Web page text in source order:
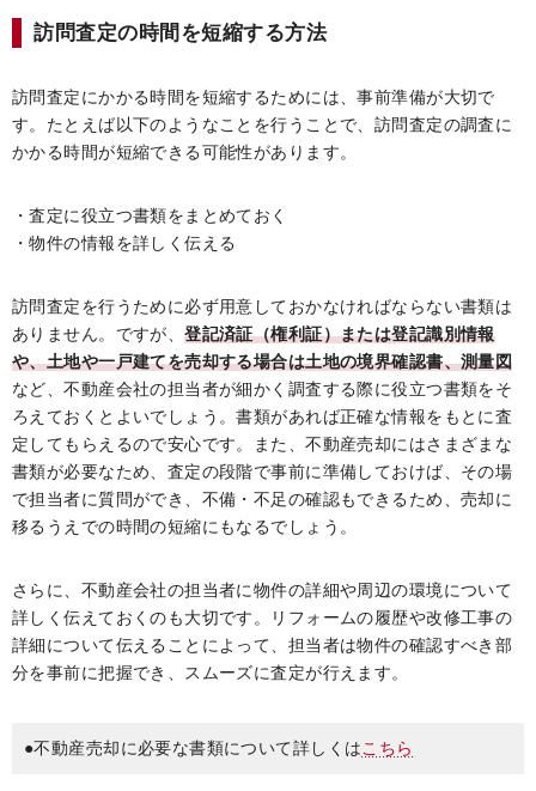
訪問査定の時間を短縮する方法
訪問査定にかかる時間を短縮するためには、事前準備が大切で
す。たとえば以下のようなことを行うことで、訪問査定の調査に
かかる時間が短縮できる可能性があります。
・査定に役立つ書類をまとめておく
・物件の情報を詳しく伝える
訪問査定を行うために必ず用意しておかなければならない書類は
ありません。ですが、登記済証（権利証）または登記識別情報
や、土地や一戸建てを売却する場合は土地の境界確認書、測量図
など、不動産会社の担当者が細かく調査する際に役立つ書類をそ
ろえておくとよいでしょう。書類があれば正確な情報をもとに査
定してもらえるので安心です。また、不動産売却にはさまざまな
書類が必要なため、査定の段階で事前に準備しておけば、その場
で担当者に質問ができ、不備・不足の確認もできるため、売却に
移るうえでの時間の短縮にもなるでしょう。
さらに、不動産会社の担当者に物件の詳細や周辺の環境について
詳しく伝えておくのも大切です。リフォームの履歴や改修工事の
詳細について伝えることによって、担当者は物件の確認すべき部
分を事前に把握でき、スムーズに査定が行えます。
●不動産売却に必要な書類について詳しくはこちら